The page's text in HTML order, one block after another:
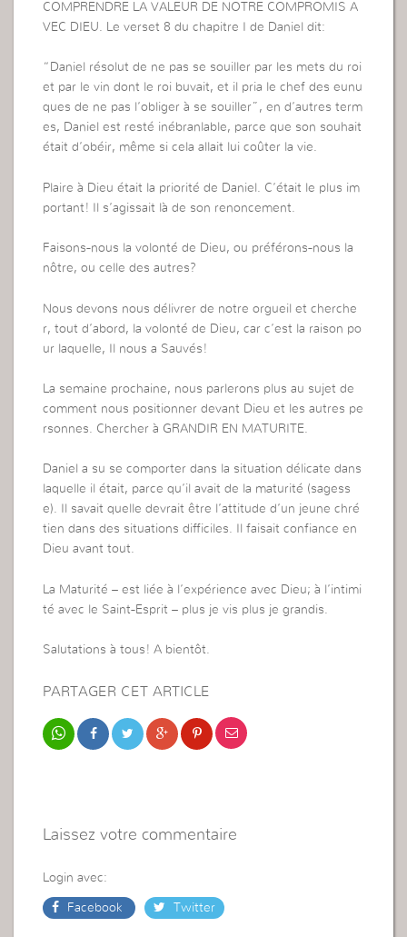
COMPRENDRE LA VALEUR DE NOTRE COMPROMIS A
VEC DIEU. Le verset 8 du chapitre I de Daniel dit:
“Daniel résolut de ne pas se souiller par les mets du roi
et par le vin dont le roi buvait, et il pria le chef des eunu
ques de ne pas l’obliger à se souiller”, en d’autres term
es, Daniel est resté inébranlable, parce que son souhait
était d’obéir, même si cela allait lui coûter la vie.
Plaire à Dieu était la priorité de Daniel. C’était le plus im
portant! Il s’agissait là de son renoncement.
Faisons-nous la volonté de Dieu, ou préférons-nous la
nôtre, ou celle des autres?
Nous devons nous délivrer de notre orgueil et cherche
r, tout d’abord, la volonté de Dieu, car c’est la raison po
ur laquelle, Il nous a Sauvés!
La semaine prochaine, nous parlerons plus au sujet de
comment nous positionner devant Dieu et les autres pe
rsonnes. Chercher à GRANDIR EN MATURITE.
Daniel a su se comporter dans la situation délicate dans
laquelle il était, parce qu’il avait de la maturité (sagess
e). Il savait quelle devrait être l’attitude d’un jeune chré
tien dans des situations difficiles. Il faisait confiance en
Dieu avant tout.
La Maturité – est liée à l’expérience avec Dieu; à l’intimi
té avec le Saint-Esprit – plus je vis plus je grandis.
Salutations à tous! A bientôt.
PARTAGER CET ARTICLE
Laissez votre commentaire
Login avec:
Facebook Twitter